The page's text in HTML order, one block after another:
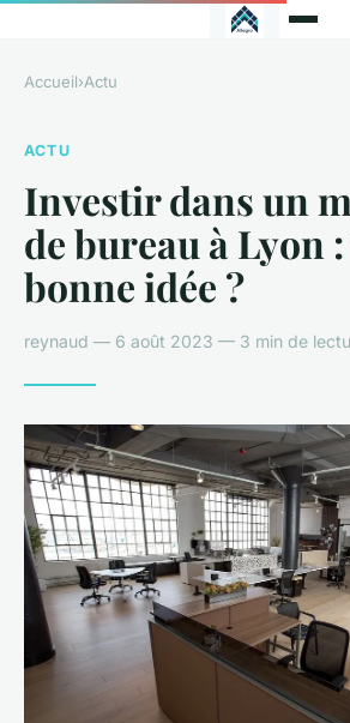
Accueil›Actu
ACTU
Investir dans un
de bureau à Lyon
bonne idée ?
reynaud — 6 août 2023 — 3 min de